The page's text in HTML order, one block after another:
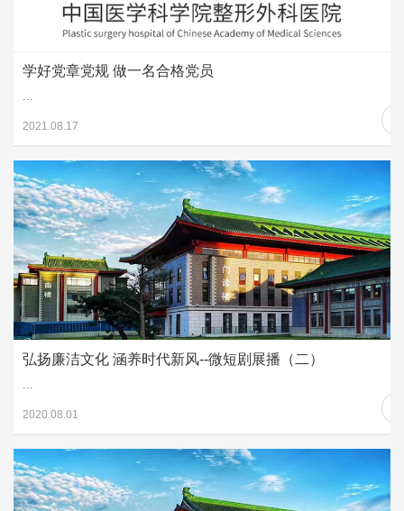
学好党章党规 做一名合格党员
...
2021.08.17
弘扬廉洁文化 涵养时代新风--微短剧展播（二）
...
2020.08.01